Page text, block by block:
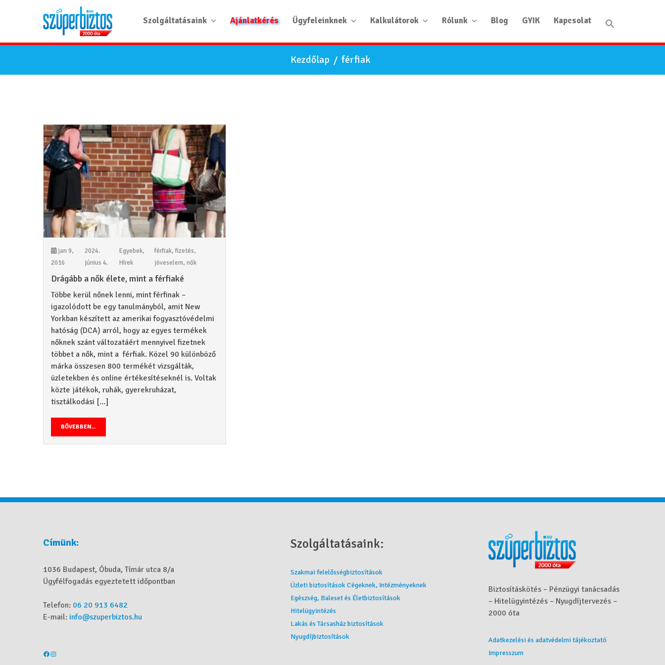
Szolgáltatásaink Ajánlatkérés Ügyfeleinknek Kalkulátorok Rólunk Blog GYIK Kapcsolat
Kezdőlap / férfiak
jan 9,
2016
2024.
június 4.
Egyebek,
Hírek
férfiak,fizetés,
jöveselem,nők
Drágább a nők élete, mint a férfiaké
Többe kerül nőnek lenni, mint férfinak –
igazolódott be egy tanulmányból, amit New
Yorkban készített az amerikai fogyasztóvédelmi
hatóság (DCA) arról, hogy az egyes termékek
nőknek szánt változatáért mennyivel fizetnek
többet a nők, mint a férfiak. Közel 90 különböző
márka összesen 800 termékét vizsgálták,
üzletekben és online értékesítéseknél is. Voltak
közte játékok, ruhák, gyerekruházat,
tisztálkodási […]
BŐVEBBEN...
Címünk:
1036 Budapest, Óbuda, Tímár utca 8/a
Ügyfélfogadás egyeztetett időpontban
Telefon: 06 20 913 6482
E-mail: info@szuperbiztos.hu
Szolgáltatásaink:
Szakmai felelősségbiztosítások
Üzleti biztosítások Cégeknek, Intézményeknek
Egészség, Baleset és Életbiztosítások
Hitelügyintézés
Lakás és Társasház biztosítások
Nyugdíjbiztosítások
Biztosításkötés – Pénzügyi tanácsadás
– Hitelügyintézés – Nyugdíjtervezés –
2000 óta
Adatkezelési és adatvédelmi tájékoztató
Impresszum